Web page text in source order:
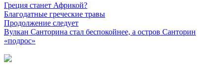
Греция станет Африкой?
Благодатные греческие травы
Продолжение следует
Вулкан Санторина стал беспокойнее, а остров Санторин
«подрос»